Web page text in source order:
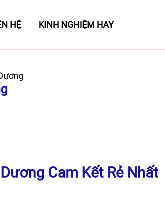
HỆ KINH NGHIỆM HAY
Cam Kết Rẻ Nhất